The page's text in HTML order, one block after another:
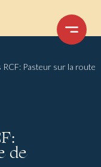
OUVRIR
MENU
RCF: Pasteur sur la route
de